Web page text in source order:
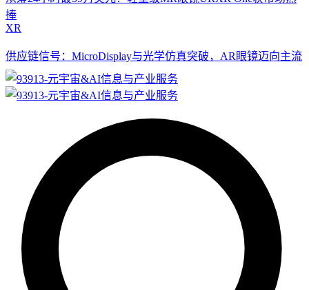
捧
XR
供应链信号：MicroDisplay与光学仿真突破，AR眼镜迈向主流